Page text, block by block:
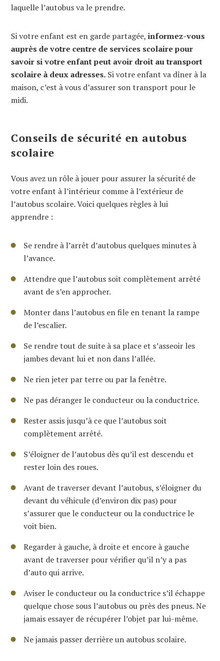
laquelle l’autobus va le prendre.
Si votre enfant est en garde partagée, informez-vous
auprès de votre centre de services scolaire pour
savoir si votre enfant peut avoir droit au transport
scolaire à deux adresses. Si votre enfant va dîner à la
maison, c’est à vous d’assurer son transport pour le
midi.
Conseils de sécurité en autobus
scolaire
Vous avez un rôle à jouer pour assurer la sécurité de
votre enfant à l’intérieur comme à l’extérieur de
l’autobus scolaire. Voici quelques règles à lui
apprendre :
Se rendre à l’arrêt d’autobus quelques minutes à
l’avance.
Attendre que l’autobus soit complètement arrêté
avant de s’en approcher.
Monter dans l’autobus en file en tenant la rampe
de l’escalier.
Se rendre tout de suite à sa place et s’asseoir les
jambes devant lui et non dans l’allée.
Ne rien jeter par terre ou par la fenêtre.
Ne pas déranger le conducteur ou la conductrice.
Rester assis jusqu’à ce que l’autobus soit
complètement arrêté.
S’éloigner de l’autobus dès qu’il est descendu et
rester loin des roues.
Avant de traverser devant l’autobus, s’éloigner du
devant du véhicule (d’environ dix pas) pour
s’assurer que le conducteur ou la conductrice le
voit bien.
Regarder à gauche, à droite et encore à gauche
avant de traverser pour vérifier qu’il n’y a pas
d’auto qui arrive.
Aviser le conducteur ou la conductrice s’il échappe
quelque chose sous l’autobus ou près des pneus. Ne
jamais essayer de récupérer l’objet par lui-même.
Ne jamais passer derrière un autobus scolaire.